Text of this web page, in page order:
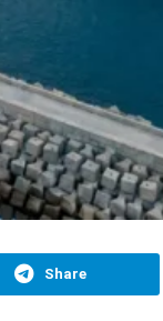
Share